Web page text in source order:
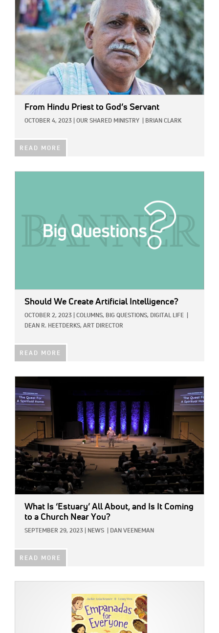
From Hindu Priest to God’s Servant
OCTOBER 4, 2023 OUR SHARED MINISTRY BRIAN CLARK
READ MORE
Should We Create Artificial Intelligence?
OCTOBER 2, 2023 COLUMNS, BIG QUESTIONS, DIGITAL LIFE
DEAN R. HEETDERKS, ART DIRECTOR
READ MORE
What Is ‘Estuary’ All About, and Is It Coming
to a Church Near You?
SEPTEMBER 29, 2023 NEWS DAN VEENEMAN
READ MORE